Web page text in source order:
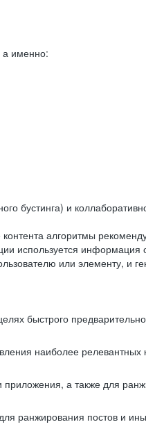
а именно:
бустинга) и
алгоритмы
используется информация
или элементу, и
быстрого
наиболее релевантных
а также для
ранжирования постов и